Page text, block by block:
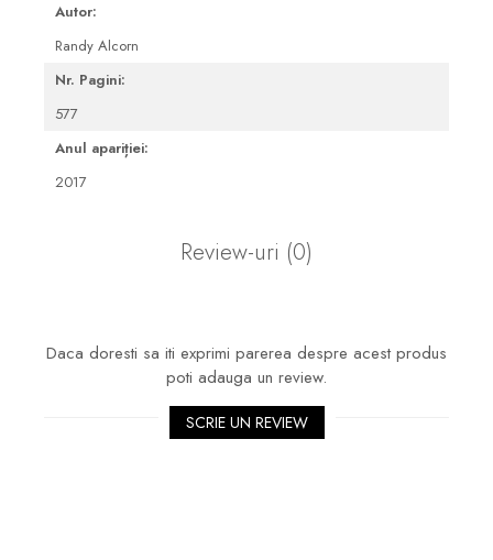
Autor:
Randy Alcorn
Nr. Pagini:
577
Anul apariției:
2017
Review-uri (0)
Daca doresti sa iti exprimi parerea despre acest produs
poti adauga un review.
SCRIE UN REVIEW